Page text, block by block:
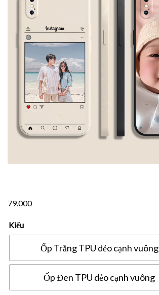
79.000
Kiểu
Ốp Trắng TPU dẻo cạnh vuông
Ốp Đen TPU dẻo cạnh vuông